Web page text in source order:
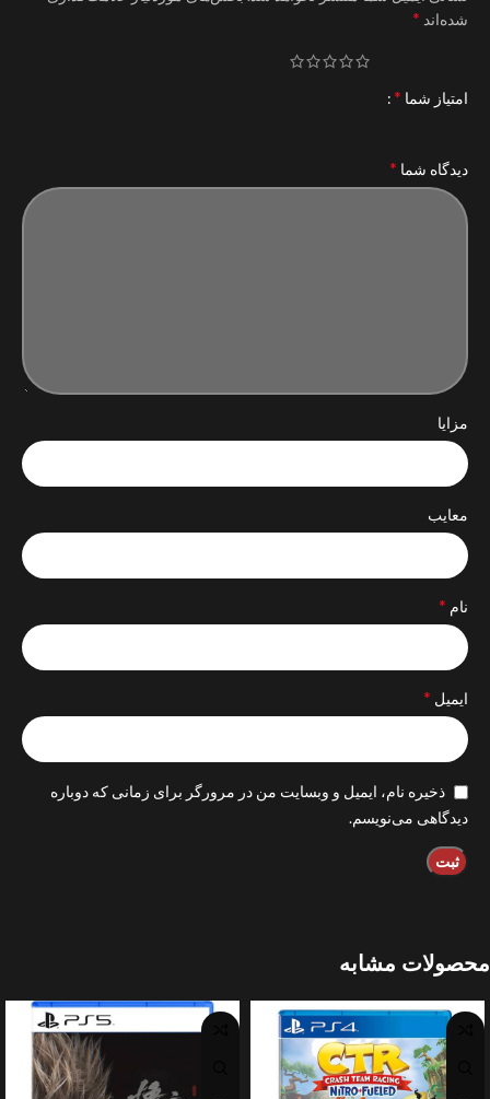
شده‌اند *
امتیاز شما *
دیدگاه شما *
مزایا
معایب
نام *
ایمیل *
ذخیره نام، ایمیل و وبسایت من در مرورگر برای زمانی که دوباره
دیدگاهی می‌نویسم.
محصولات مشابه